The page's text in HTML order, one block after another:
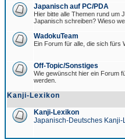
Japanisch auf PC/PDA
Hier bitte alle Themen rund um
Japanisch schreiben? Wieso
WadokuTeam
Ein Forum für alle, die sich fürs
Off-Topic/Sonstiges
Wie gewünscht hier ein Forum
werden.
Kanji-Lexikon
Kanji-Lexikon
Japanisch-Deutsches Kanji-